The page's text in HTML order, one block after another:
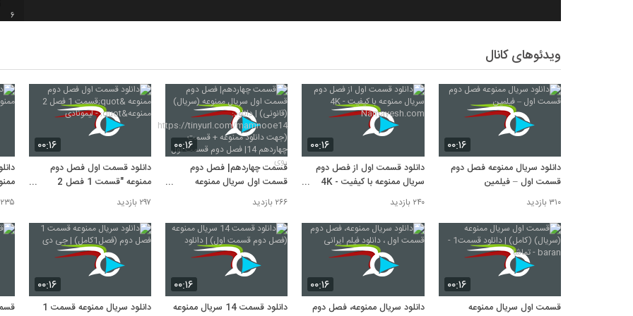
6
9
10
ویدئوهای کانال
۰۰:۱۶
دانلود سریال ممنوعه فصل دوم
قسمت اول – فیلمین
۳۱۰ بازدید
۰۰:۱۶
دانلود قسمت اول از فصل دوم
سریال ممنوعه با کیفیت 4K -
Namayesh.com
۲۴۰ بازدید
۰۰:۱۶
قسمت چهاردهم| فصل دوم
قسمت اول سریال ممنوعه
(سریال)(قانونی) | دانلود:
https://tinyurl.com/mamn
ooe14 (جهت دانلود ممنوعه +
قسمت چهاردهم 14| فصل دوم
قسمت اول روی
۲۶۶ بازدید
۰۰:۱۶
دانلود قسمت اول فصل دوم
ممنوعه "قسمت 1 فصل 2
ممنوعه" - لیمونادی
۲۹۷ بازدید ۲۳۵ بازدید
۰۰:۱۶
قسمت اول سریال ممنوعه
۰۰:۱۶
دانلود سریال ممنوعه، فصل دوم
۰۰:۱۶
دانلود قسمت 14 سریال ممنوعه
۰۰:۱۶
دانلود سریال ممنوعه قسمت 1